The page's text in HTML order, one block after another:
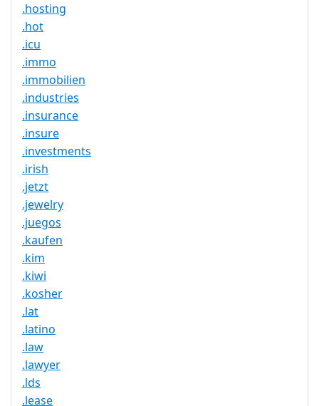
.hosting
.hot
.icu
.immo
.immobilien
.industries
.insurance
.insure
.investments
.irish
.jetzt
.jewelry
.juegos
.kaufen
.kim
.kiwi
.kosher
.lat
.latino
.law
.lawyer
.lds
.lease